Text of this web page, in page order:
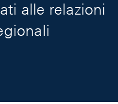
alle relazioni